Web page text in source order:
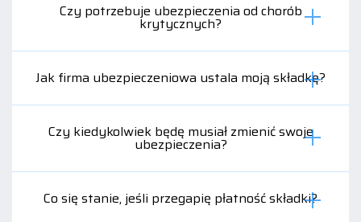
Czy potrzebuje ubezpieczenia od chorób
krytycznych?
Jak firma ubezpieczeniowa ustala moją składkę?
Czy kiedykolwiek będę musiał zmienić swoje
ubezpieczenia?
Co się stanie, jeśli przegapię płatność składki?